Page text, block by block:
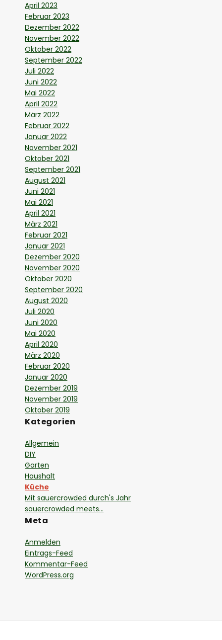
April 2023
Februar 2023
Dezember 2022
November 2022
Oktober 2022
September 2022
Juli 2022
Juni 2022
Mai 2022
April 2022
März 2022
Februar 2022
Januar 2022
November 2021
Oktober 2021
September 2021
August 2021
Juni 2021
Mai 2021
April 2021
März 2021
Februar 2021
Januar 2021
Dezember 2020
November 2020
Oktober 2020
September 2020
August 2020
Juli 2020
Juni 2020
Mai 2020
April 2020
März 2020
Februar 2020
Januar 2020
Dezember 2019
November 2019
Oktober 2019
Kategorien
Allgemein
DIY
Garten
Haushalt
Küche
Mit sauercrowded durch's Jahr
sauercrowded meets…
Meta
Anmelden
Eintrags-Feed
Kommentar-Feed
WordPress.org